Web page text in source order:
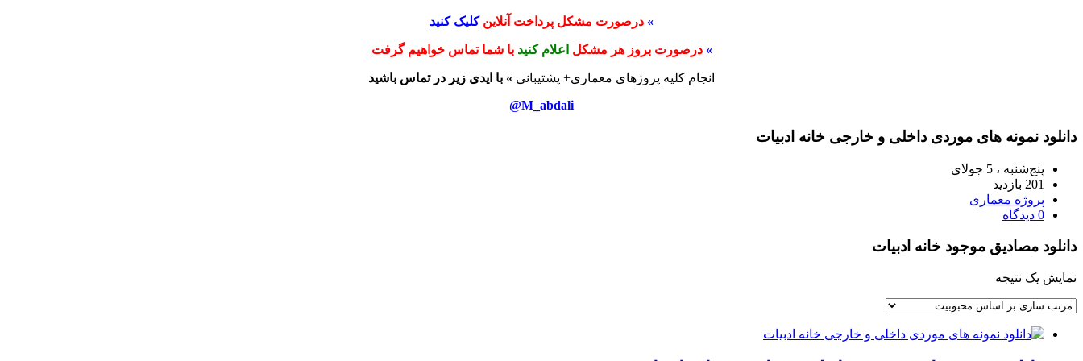
» درصورت مشکل پرداخت آنلاینکلیک کنید
» درصورت بروز هر مشکل اعلام کنید با شما تماس خواهیم گرفت
انجام کلیه پروژهای معماری+ پشتیبانی » با ایدی زیر در تماس باشید
M_abdali@
دانلود نمونه های موردی داخلی و خارجی خانه ادبیات
پنج‌شنبه ، 5 جولای
201 بازدید
پروژه معماری
0 دیدگاه
دانلود مصادیق موجود خانه ادبیات
نمایش یک نتیجه